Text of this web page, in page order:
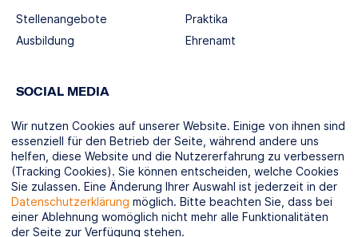
Stellenangebote
Ausbildung
Praktika
Ehrenamt
SOCIAL MEDIA
KOOPERATIONSPARTNER
Wir nutzen Cookies auf unserer Website. Einige von ihnen sind
essenziell für den Betrieb der Seite, während andere uns
helfen, diese Website und die Nutzererfahrung zu verbessern
(Tracking Cookies). Sie können entscheiden, welche Cookies
Sie zulassen. Eine Änderung Ihrer Auswahl ist jederzeit in der
Datenschutzerklärung möglich. Bitte beachten Sie, dass bei
einer Ablehnung womöglich nicht mehr alle Funktionalitäten
der Seite zur Verfügung stehen.